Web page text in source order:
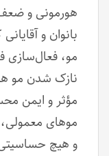
هورمونی و
بانوان و
مو، فعال‌سازی
نازک شدن مو
مؤثر و ایمن
موهای
و هیچ